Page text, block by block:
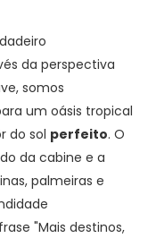
da perspectiva
somos
um oásis tropical
do sol perfeito. O
da cabine e a
palmeiras e
"Mais destinos,